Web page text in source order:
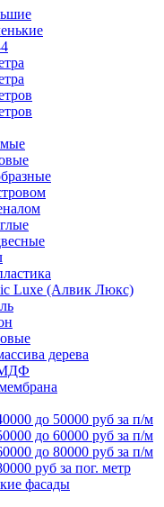
Luxe (Алвик Люкс)
дерева
до 50000 руб за п/м
до 60000 руб за п/м
до 80000 руб за п/м
руб за пог. метр
фасады